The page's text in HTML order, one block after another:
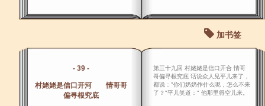
加书签
- 39 -
村姥姥是信口开河 情哥哥
偏寻根究底
第三十九回 村姥姥是信口开合 情哥
哥偏寻根究底 话说众人见平儿来了，
都说："你们奶奶作什么呢，怎么不来
了？"平儿笑道：" 他那里得空儿来。